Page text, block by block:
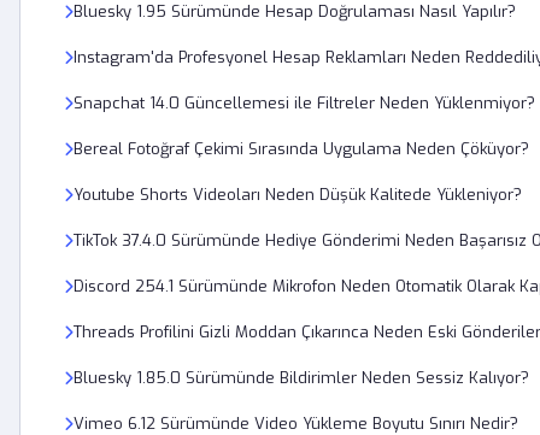
Bluesky 1.95 Sürümünde Hesap Doğrulaması Nasıl Yapılır?
Instagram'da Profesyonel Hesap Reklamları Neden
Snapchat 14.0 Güncellemesi ile Filtreler Neden Yüklenmiyor?
Bereal Fotoğraf Çekimi Sırasında Uygulama Neden Çöküyor?
Youtube Shorts Videoları Neden Düşük Kalitede Yükleniyor?
TikTok 37.4.0 Sürümünde Hediye Gönderimi Neden Başarısız
Discord 254.1 Sürümünde Mikrofon Neden Otomatik Olarak
Threads Profilini Gizli Moddan Çıkarınca Neden Eski
Bluesky 1.85.0 Sürümünde Bildirimler Neden Sessiz Kalıyor?
Vimeo 6.12 Sürümünde Video Yükleme Boyutu Sınırı Nedir?